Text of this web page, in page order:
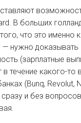
В больших
что это именно
— нужно
(зарплатные
в течение какого-то
(Bunq, Revolut,
и без